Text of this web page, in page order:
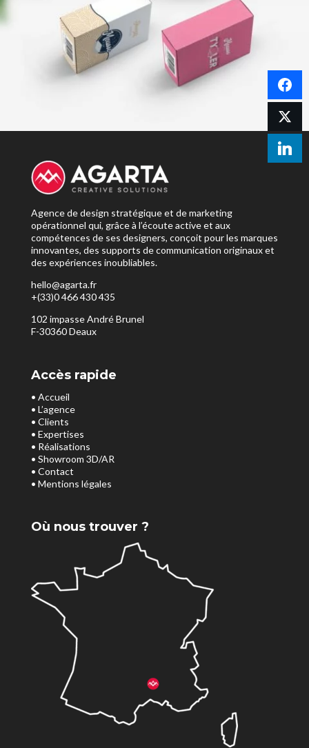
Agence de design stratégique et de marketing
opérationnel qui, grâce à l’écoute active et aux
compétences de ses designers, conçoit pour les marques
innovantes, des supports de communication originaux et
des expériences inoubliables.
hello@agarta.fr
+(33)0 466 430 435
102 impasse André Brunel
F-30360 Deaux
Accès rapide
• Accueil
• L’agence
• Clients
• Expertises
• Réalisations
• Showroom 3D/AR
• Contact
• Mentions légales
Où nous trouver ?